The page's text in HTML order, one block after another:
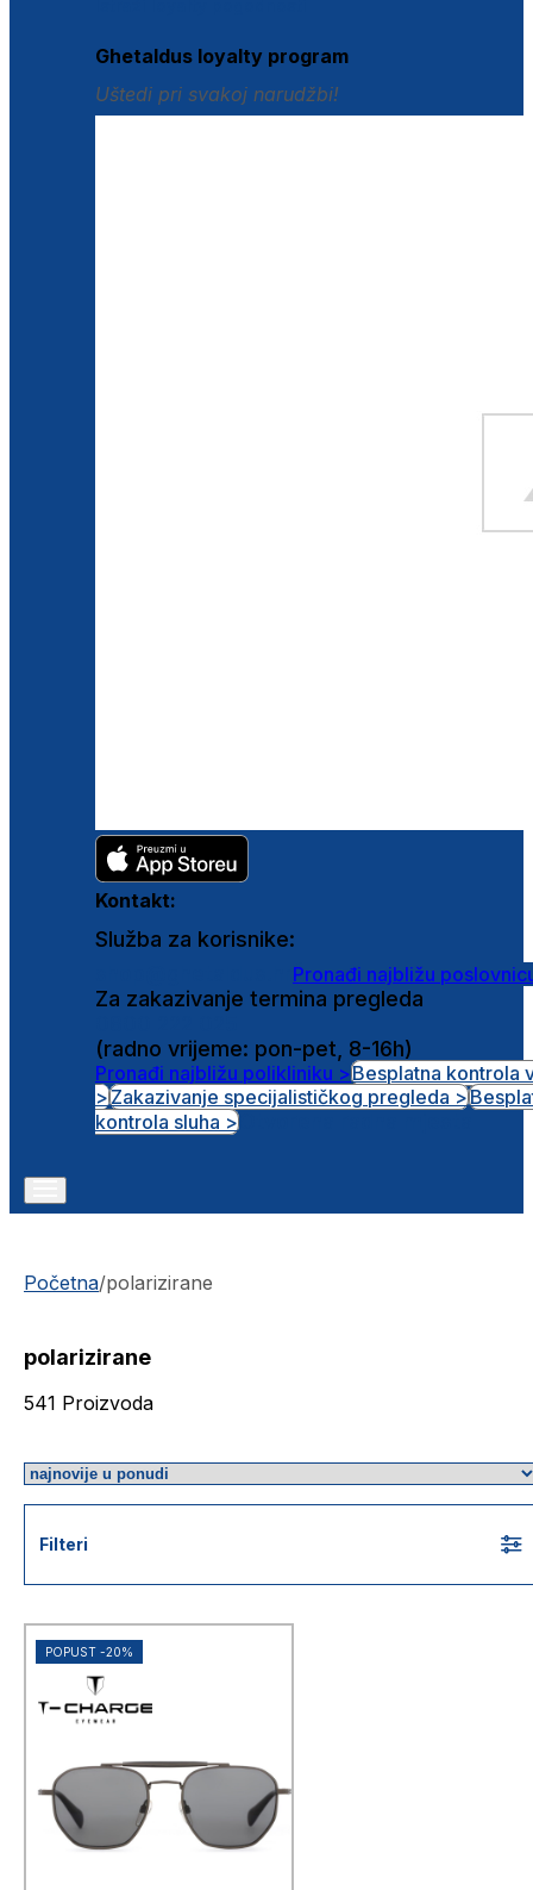
Ghetaldus loyalty program
Uštedi pri svakoj narudžbi!
Kontakt:
Služba za korisnike:
Pronađi najbližu
Za zakazivanje termina pregleda
(radno vrijeme: pon-pet, 8-16h)
Pronađi najbližu polikliniku >Besplatna kontrola
>Zakazivanje specijalističkog pregleda >
kontrola sluha >
Početna/polarizirane
polarizirane
541 Proizvoda
Filteri
POPUST -20%